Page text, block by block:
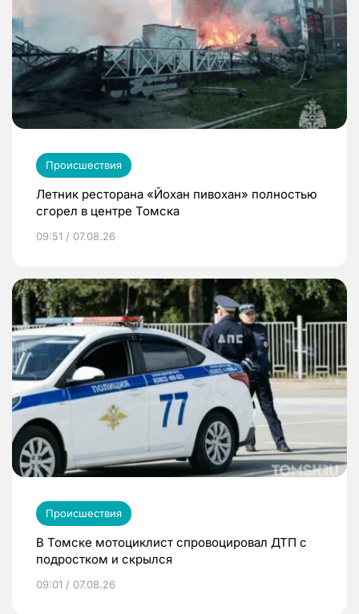
Происшествия
Летник ресторана «Йохан пивохан» полностью
сгорел в центре Томска
09:51 / 07.08.26
Происшествия
В Томске мотоциклист спровоцировал ДТП с
подростком и скрылся
09:01 / 07.08.26